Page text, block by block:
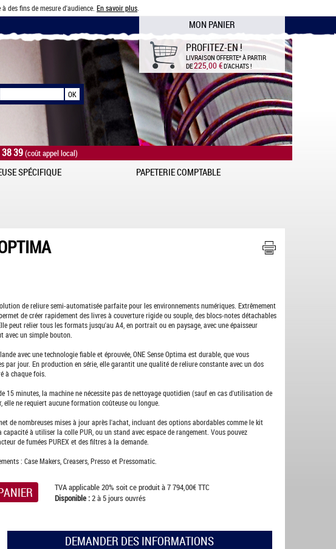
des fins de mesure d'audience. En savoir plus
MON PANIER
PROFITEZ-EN !
LIVRAISON OFFERTE*À PARTIR
DE225,00 €D'ACHATS !
39(coût appel local)
SPÉCIFIQUE PAPETERIE COMPTABLE
de reliure semi-automatisée parfaite pour les environnements numériques. Extrêmement
de créer rapidement des livres à couverture rigide ou souple, des blocs-notes détachables
peut relier tous les formats jusqu'au A4, en portrait ou en paysage, avec une épaisseur
avec un simple bouton.
avec une technologie fiable et éprouvée, ONE Sense Optima est durable, que vous
par jour. En production en série, elle garantit une qualité de reliure constante avec un dos
à chaque fois.
15 minutes, la machine ne nécessite pas de nettoyage quotidien (sauf en cas d'utilisation de
elle ne requiert aucune formation coûteuse ou longue.
de nombreuses mises à jour après l'achat, incluant des options abordables comme le kit
à utiliser la colle PUR, ou un stand avec espace de rangement. Vous pouvez
de fumées PUREX et des filtres à la demande.
: Case Makers, Creasers, Presso et Pressomatic.
TVA applicable 20% soit ce produit à 7 794,00€ TTC
Disponible :2 à 5 jours ouvrés
DEMANDER DES INFORMATIONS